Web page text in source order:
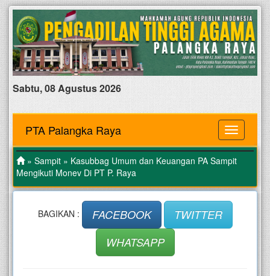
Sabtu, 08 Agustus 2026
MENU
PTA Palangka Raya
» Sampit » Kasubbag Umum dan Keuangan PA Sampit
Mengikuti Monev Di PT P. Raya
BAGIKAN : FACEBOOK
TWITTER
WHATSAPP